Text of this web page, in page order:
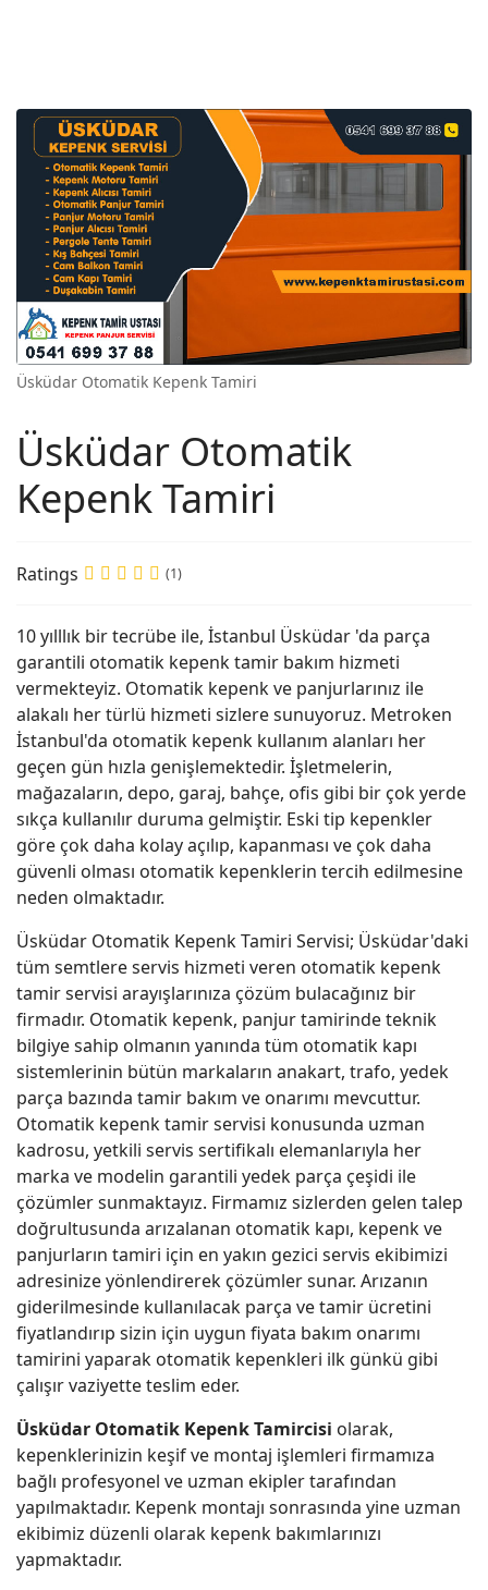
Üsküdar Otomatik Kepenk Tamiri
Üsküdar Otomatik
Kepenk Tamiri
Ratings (1)
10 yılllık bir tecrübe ile, İstanbul Üsküdar 'da parça
garantili otomatik kepenk tamir bakım hizmeti
vermekteyiz. Otomatik kepenk ve panjurlarınız ile
alakalı her türlü hizmeti sizlere sunuyoruz. Metroken
İstanbul'da otomatik kepenk kullanım alanları her
geçen gün hızla genişlemektedir. İşletmelerin,
mağazaların, depo, garaj, bahçe, ofis gibi bir çok yerde
sıkça kullanılır duruma gelmiştir. Eski tip kepenkler
göre çok daha kolay açılıp, kapanması ve çok daha
güvenli olması otomatik kepenklerin tercih edilmesine
neden olmaktadır.
Üsküdar Otomatik Kepenk Tamiri Servisi; Üsküdar'daki
tüm semtlere servis hizmeti veren otomatik kepenk
tamir servisi arayışlarınıza çözüm bulacağınız bir
firmadır. Otomatik kepenk, panjur tamirinde teknik
bilgiye sahip olmanın yanında tüm otomatik kapı
sistemlerinin bütün markaların anakart, trafo, yedek
parça bazında tamir bakım ve onarımı mevcuttur.
Otomatik kepenk tamir servisi konusunda uzman
kadrosu, yetkili servis sertifikalı elemanlarıyla her
marka ve modelin garantili yedek parça çeşidi ile
çözümler sunmaktayız. Firmamız sizlerden gelen talep
doğrultusunda arızalanan otomatik kapı, kepenk ve
panjurların tamiri için en yakın gezici servis ekibimizi
adresinize yönlendirerek çözümler sunar. Arızanın
giderilmesinde kullanılacak parça ve tamir ücretini
fiyatlandırıp sizin için uygun fiyata bakım onarımı
tamirini yaparak otomatik kepenkleri ilk günkü gibi
çalışır vaziyette teslim eder.
Üsküdar Otomatik Kepenk Tamircisi olarak,
kepenklerinizin keşif ve montaj işlemleri firmamıza
bağlı profesyonel ve uzman ekipler tarafından
yapılmaktadır. Kepenk montajı sonrasında yine uzman
ekibimiz düzenli olarak kepenk bakımlarınızı
yapmaktadır.